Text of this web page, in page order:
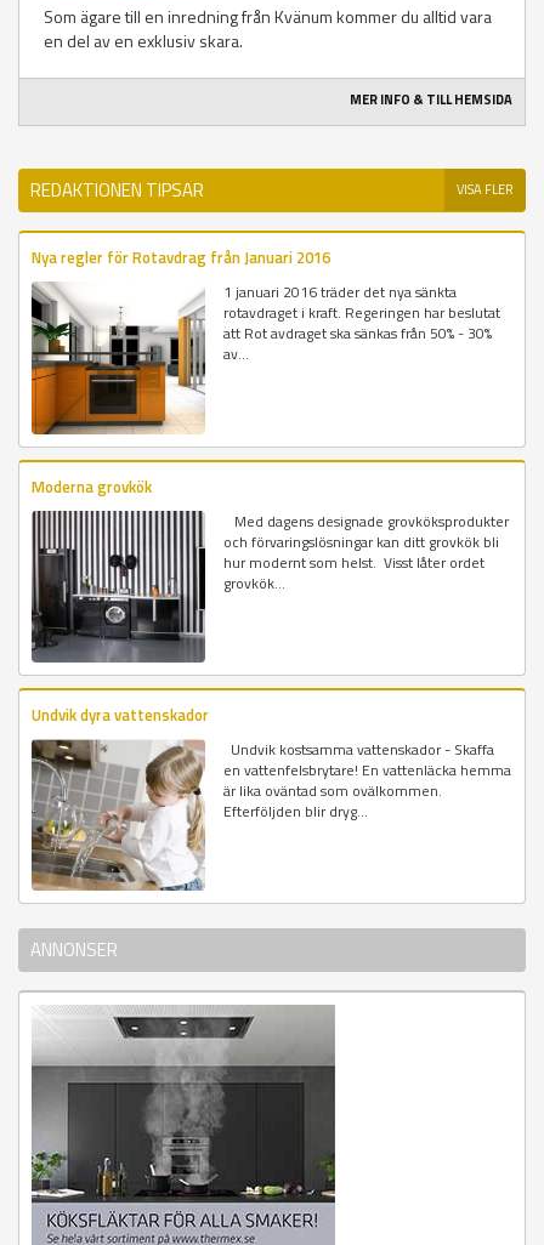
Som ägare till en inredning från Kvänum kommer du alltid vara
en del av en exklusiv skara.
MER INFO & TILL HEMSIDA
REDAKTIONEN TIPSAR VISA FLER
Nya regler för Rotavdrag från Januari 2016
1 januari 2016 träder det nya sänkta
rotavdraget i kraft. Regeringen har beslutat
att Rot avdraget ska sänkas från 50% - 30%
av...
Moderna grovkök
Med dagens designade grovköksprodukter
och förvaringslösningar kan ditt grovkök bli
hur modernt som helst. Visst låter ordet
grovkök...
Undvik dyra vattenskador
Undvik kostsamma vattenskador - Skaffa
en vattenfelsbrytare! En vattenläcka hemma
är lika oväntad som ovälkommen.
Efterföljden blir dryg...
ANNONSER